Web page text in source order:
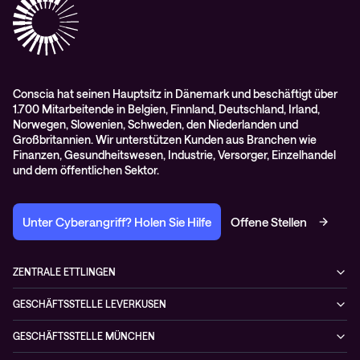
RMA-Antrag
AGB
Conscia hat seinen Hauptsitz in Dänemark und beschäftigt über
1.700 Mitarbeitende in Belgien, Finnland, Deutschland, Irland,
Norwegen, Slowenien, Schweden, den Niederlanden und
Großbritannien. Wir unterstützen Kunden aus Branchen wie
Finanzen, Gesundheitswesen, Industrie, Versorger, Einzelhandel
und dem öffentlichen Sektor.
Unter Cyberangriff? Holen Sie Hilfe Offene Stellen
ZENTRALE ETTLINGEN
Otto-Hahn-Str. 18
76275 Ettlingen
Deutschland
GESCHÄFTSSTELLE LEVERKUSEN
Düsseldorfer Straße 29
51379 Leverkusen
GESCHÄFTSSTELLE MÜNCHEN